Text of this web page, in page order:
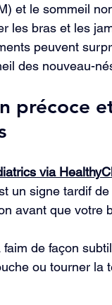
et le sommeil
les bras et les
peuvent
des nouveau-
précoce
via
un signe tardif
avant que votre
de façon
ou tourner la